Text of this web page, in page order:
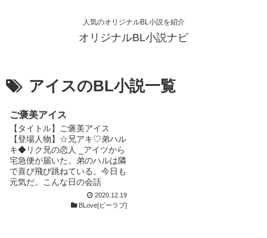
人気のオリジナルBL小説を紹介
オリジナルBL小説ナビ
アイスのBL小説一覧
ご褒美アイス
【タイトル】ご褒美アイス
【登場人物】☆兄アキ♡弟ハル
キ◆リク兄の恋人 _アイツから
宅急便が届いた。弟のハルは隣
で喜び飛び跳ねている。今日も
元気だ。こんな日の会話
2020.12.19
BLove[ビーラブ]